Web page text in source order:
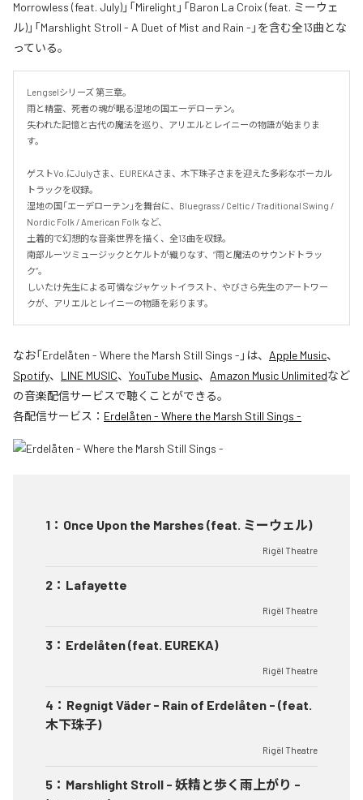
Morrowless (feat. July)」「Mirelight」「Baron La Croix (feat. ミーウェ
ル)」「Marshlight Stroll - A Duet of Mist and Rain -」を含む全13曲とな
っている。
Lengselシリーズ 第三章。
雨と精霊、死者の魂が眠る湿地の国エーデローテン。
失われた記憶と古代の魔法を巡り、アリエルとレイニーの物語が始まりま
す。
ゲストVo.にJulyさま、EUREKAさま、木下珠子さまを迎えた多彩なボーカル
トラックを収録。
湿地の国「エーデローテン」を舞台に、Bluegrass / Celtic / Traditional Swing /
Nordic Folk / American Folk など、
土着的で幻想的な音楽世界を描く、全13曲を収録。
南部ルーツミュージックとケルトが織りなす、“雨と魔法のサウンドトラッ
ク”。
しいたけ先生による可憐なジャケットイラスト、やびさら先生のアートワー
クが、アリエルとレイニーの物語を彩ります。
なお「Erdelåten - Where the Marsh Still Sings - 」は、 Apple Music、
Spotify、 LINE MUSIC、 YouTube Music、 Amazon Music Unlimitedなど
の音楽配信サービスで聴くことができる。
各配信サービス： Erdelåten - Where the Marsh Still Sings -
1 ： Once Upon the Marshes (feat. ミーウェル)
Rigël Theatre
2 ： Lafayette
Rigël Theatre
3 ： Erdelåten (feat. EUREKA)
Rigël Theatre
4 ： Regnigt Väder - Rain of Erdelåten - (feat.
木下珠子)
Rigël Theatre
5 ： Marshlight Stroll - 妖精と歩く雨上がり -